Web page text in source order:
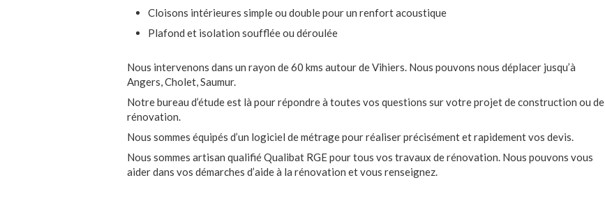
Cloisons intérieures simple ou double pour un renfort acoustique
Plafond et isolation soufflée ou déroulée
Nous intervenons dans un rayon de 60 kms autour de Vihiers. Nous pouvons nous déplacer jusqu’à
Angers, Cholet, Saumur.
Notre bureau d’étude est là pour répondre à toutes vos questions sur votre projet de construction ou de
rénovation.
Nous sommes équipés d’un logiciel de métrage pour réaliser précisément et rapidement vos devis.
Nous sommes artisan qualifié Qualibat RGE pour tous vos travaux de rénovation. Nous pouvons vous
aider dans vos démarches d’aide à la rénovation et vous renseignez.